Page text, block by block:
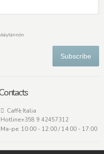
Subscribe
Caffè Italia
Hotline:+358 9 42457312
Ma-pe: 10:00 - 12:00 / 14:00 - 17:00